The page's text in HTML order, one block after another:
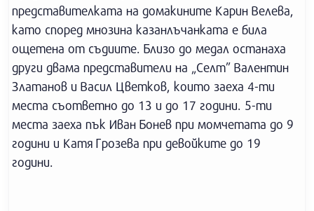
представителката на домакините Карин Велева,
като според мнозина казанлъчанката е била
ощетена от съдиите. Близо до медал останаха
други двама представители на „Селт” Валентин
Златанов и Васил Цветков, които заеха 4-ти
места съответно до 13 и до 17 години. 5-ти
места заеха пък Иван Бонев при момчетата до 9
години и Катя Грозева при девойките до 19
години.